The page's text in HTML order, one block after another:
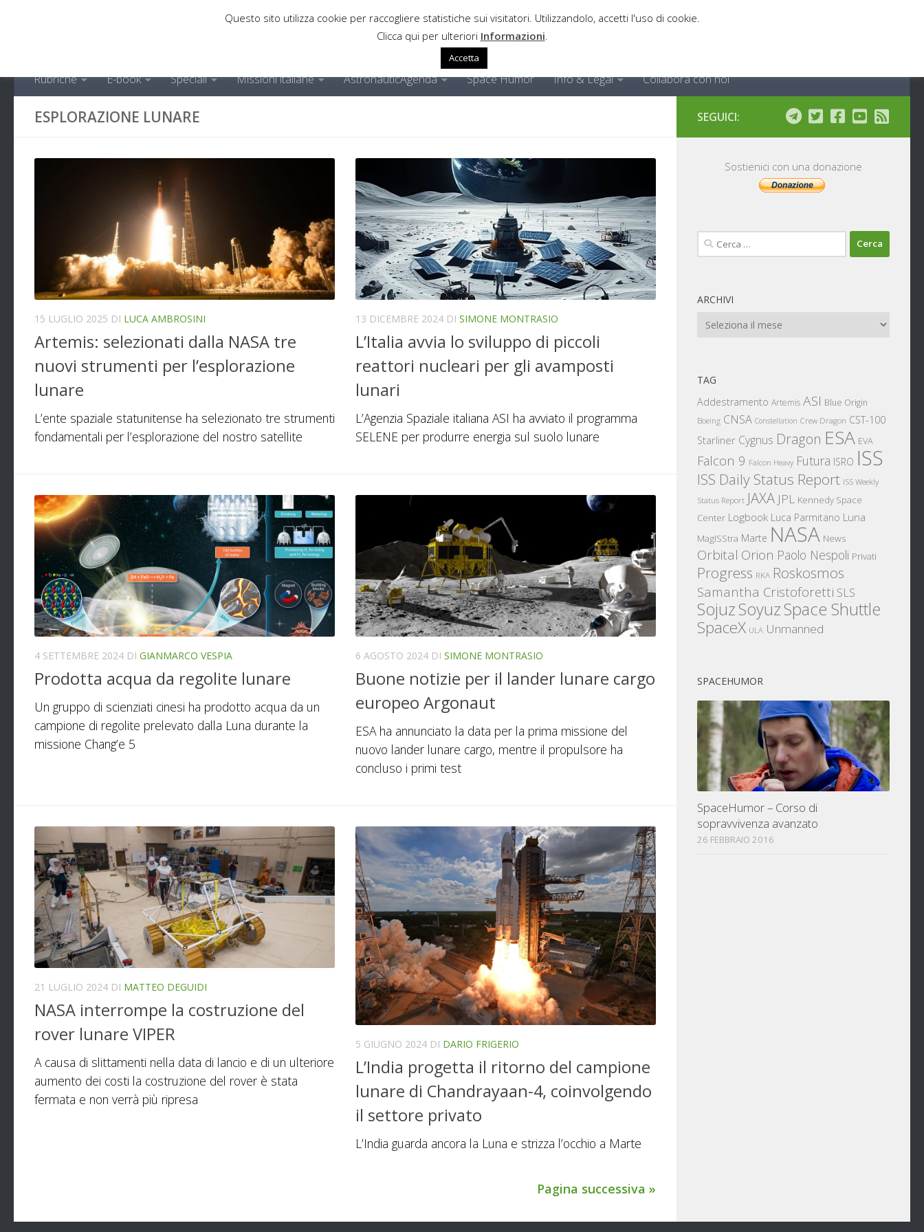
Rubriche E-book Speciali Missioni italiane AstronauticAgenda Space Humor Info & Legal Collabora con noi
ESPLORAZIONE LUNARE
15 LUGLIO 2025 DI LUCA AMBROSINI
Artemis: selezionati dalla NASA tre
nuovi strumenti per l’esplorazione
lunare
L’ente spaziale statunitense ha selezionato tre strumenti
fondamentali per l’esplorazione del nostro satellite
13 DICEMBRE 2024 DI SIMONE MONTRASIO
L’Italia avvia lo sviluppo di piccoli
reattori nucleari per gli avamposti
lunari
L’Agenzia Spaziale italiana ASI ha avviato il programma
SELENE per produrre energia sul suolo lunare
4 SETTEMBRE 2024 DI GIANMARCO VESPIA
Prodotta acqua da regolite lunare
Un gruppo di scienziati cinesi ha prodotto acqua da un
campione di regolite prelevato dalla Luna durante la
missione Chang’e 5
6 AGOSTO 2024 DI SIMONE MONTRASIO
Buone notizie per il lander lunare cargo
europeo Argonaut
ESA ha annunciato la data per la prima missione del
nuovo lander lunare cargo, mentre il propulsore ha
concluso i primi test
21 LUGLIO 2024 DI MATTEO DEGUIDI
NASA interrompe la costruzione del
rover lunare VIPER
A causa di slittamenti nella data di lancio e di un ulteriore
aumento dei costi la costruzione del rover è stata
fermata e non verrà più ripresa
5 GIUGNO 2024 DI DARIO FRIGERIO
L’India progetta il ritorno del campione
lunare di Chandrayaan-4, coinvolgendo
il settore privato
L’India guarda ancora la Luna e strizza l’occhio a Marte
Pagina successiva »
SEGUICI:
Sostienici con una donazione
Ricerca
per:
ARCHIVI
Archivi
TAG
Addestramento Artemis ASI Blue Origin
Boeing CNSA Constellation Crew Dragon CST-100
Starliner Cygnus Dragon ESA EVA
Falcon 9 Falcon Heavy Futura ISRO ISS
ISS Daily Status Report ISS Weekly
Status Report JAXA JPL Kennedy Space
Center Logbook Luca Parmitano Luna
MagISStra Marte NASA News
Orbital Orion Paolo Nespoli Privati
Progress RKA Roskosmos
Samantha Cristoforetti SLS
SojuzSoyuzSpace Shuttle
SpaceX ULA Unmanned
SPACEHUMOR
SpaceHumor – Corso di
sopravvivenza avanzato
26 FEBBRAIO 2016
Questo sito utilizza cookie per raccogliere statistiche sui visitatori. Utilizzandolo, accetti l'uso di cookie.
Clicca qui per ulteriori Informazioni
Accetta